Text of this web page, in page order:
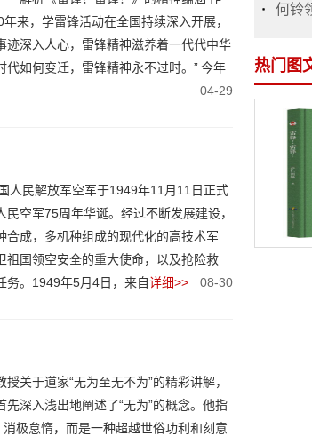
来，学雷锋活动在全国持续深入开展，
迹深入人心，雷锋精神滋养着一代代中华
代如何变迁，雷锋精神永不过时。” 今年
04-29
人民解放军空军于1949年11月11日正式
空军75周年华诞。经过不断发展建设，
合成，多机种组成的现代化的高技术军
祖国领空安全的重大使命，以及抢险救
务。1949年5月4日，来自详细>> 08-30
关于道家“无为至无不为”的精彩讲解，
深入浅出地阐述了“无为”的概念。他指
消极怠惰，而是一种超越世俗功利和刻意
何铃
热门图